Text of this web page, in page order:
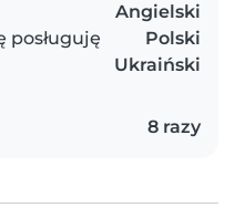
posługuję
Angielski
Polski
Ukraiński
8 razy